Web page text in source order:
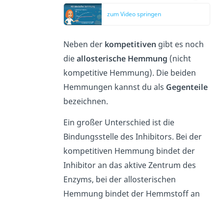
zum Video springen
Neben der kompetitiven gibt es noch
dieallosterische Hemmung (nicht
kompetitive Hemmung). Die beiden
Hemmungen kannst du als Gegenteile
bezeichnen.
Ein großer Unterschied ist die
Bindungsstelle des Inhibitors. Bei der
kompetitiven Hemmung bindet der
Inhibitor an das aktive Zentrum des
Enzyms, bei der allosterischen
Hemmung bindet der Hemmstoff an